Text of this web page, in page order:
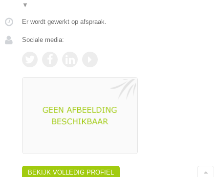
▼
Er wordt gewerkt op afspraak.
Sociale media:
BEKIJK VOLLEDIG PROFIEL